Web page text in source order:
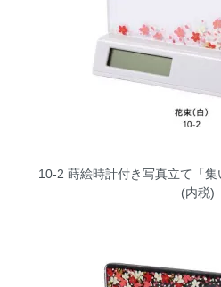
10-2 蒔絵時計付き写真立て「集
(内税)